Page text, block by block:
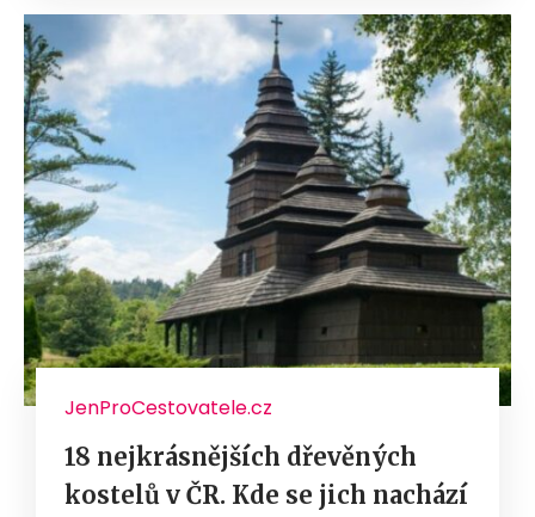
JenProCestovatele.cz
18 nejkrásnějších dřevěných
kostelů v ČR. Kde se jich nachází